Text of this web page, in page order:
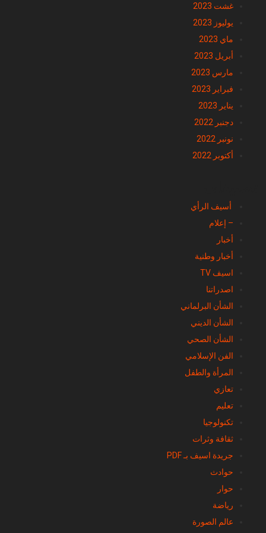
غشت 2023
يوليوز 2023
ماي 2023
أبريل 2023
مارس 2023
فبراير 2023
يناير 2023
دجنبر 2022
نونبر 2022
أكتوبر 2022
أسيف الرأي
– إعلام
أخبار
أخبار وطنية
اسيف TV
اصدراتنا
الشأن البرلماني
الشأن الديني
الشأن الصحي
الفن الإسلامي
المرأة والطفل
تعازي
تعليم
تكنولوجيا
ثقافة وثرات
جريدة اسيف بـ PDF
حوادث
حوار
رياضة
عالم الصورة